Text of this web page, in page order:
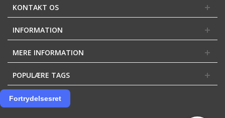
KONTAKT OS
INFORMATION
MERE INFORMATION
POPULÆRE TAGS
Fortrydelsesret